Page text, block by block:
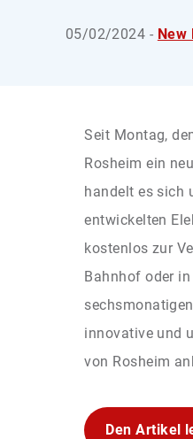
05/02/2024 -
Seit Montag,
Rosheim ein
handelt es sich
entwickelten
kostenlos zur
Bahnhof oder
innovative und
von Rosheim
Den Artikel